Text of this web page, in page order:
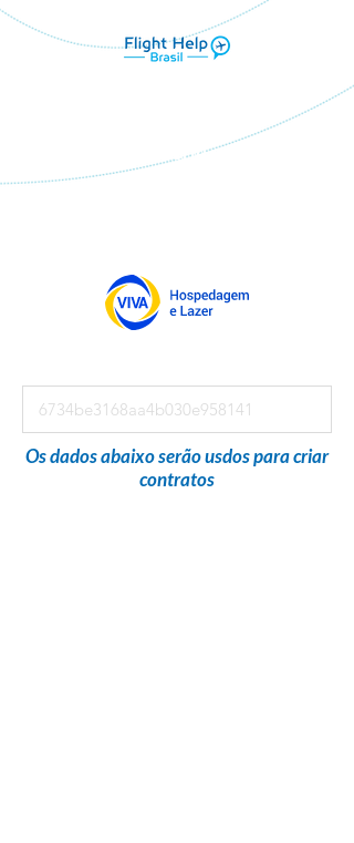
em parceria com
Os dados abaixo serão usdos para criar
contratos